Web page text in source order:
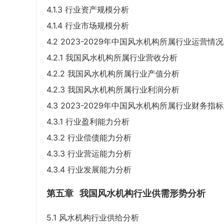
4.1.3 行业资产规模分析
4.1.4 行业市场规模分析
4.2 2023-2029年中国风水机构所属行业运营情
4.2.1 我国风水机构所属行业营收分析
4.2.2 我国风水机构所属行业产值分析
4.2.3 我国风水机构所属行业利润分析
4.3 2023-2029年中国风水机构所属行业财务指
4.3.1 行业盈利能力分析
4.3.2 行业偿债能力分析
4.3.3 行业营运能力分析
4.3.4 行业发展能力分析
第五章 我国风水机构行业供需形势分析
5.1 风水机构行业供给分析